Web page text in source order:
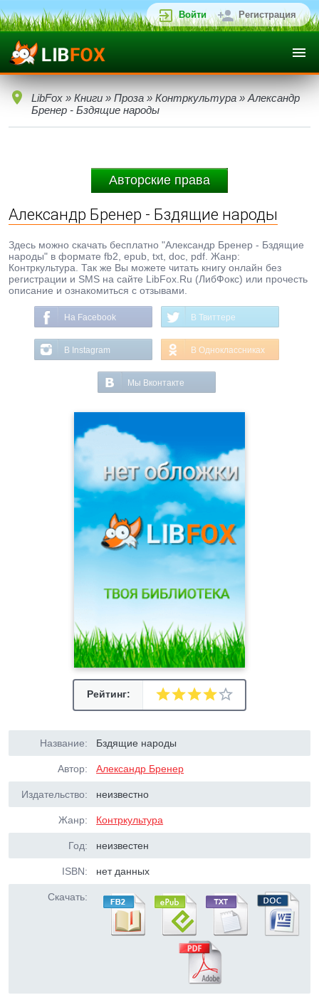
Войти Регистрация
LibFox » Книги » Проза » Контркультура » Александр
Бренер - Бздящие народы
Авторские права
Александр Бренер - Бздящие народы
Здесь можно скачать бесплатно "Александр Бренер - Бздящие
народы" в формате fb2, epub, txt, doc, pdf. Жанр:
Контркультура. Так же Вы можете читать книгу онлайн без
регистрации и SMS на сайте LibFox.Ru (ЛибФокс) или прочесть
описание и ознакомиться с отзывами.
На Facebook В Твиттере
В Instagram В Одноклассниках
Мы Вконтакте
Рейтинг:
Название: Бздящие народы
Автор: Александр Бренер
Издательство: неизвестно
Жанр: Контркультура
Год: неизвестен
ISBN: нет данных
Скачать: